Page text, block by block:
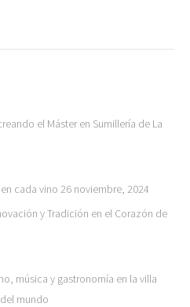
el Máster en Sumillería de La
cada vino 26 noviembre, 2024
y Tradición en el Corazón de
música y gastronomía en la villa
mundo